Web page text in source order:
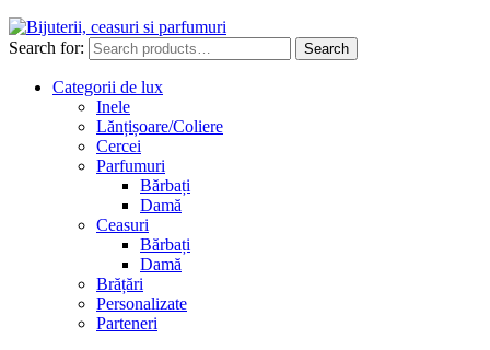
Search for: Search
Categorii de lux
Inele
Lănțișoare/Coliere
Cercei
Parfumuri
Bărbați
Damă
Ceasuri
Bărbați
Damă
Brățări
Personalizate
Parteneri